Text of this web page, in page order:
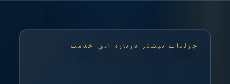
جزئیات بیشتر درباره این خدمت